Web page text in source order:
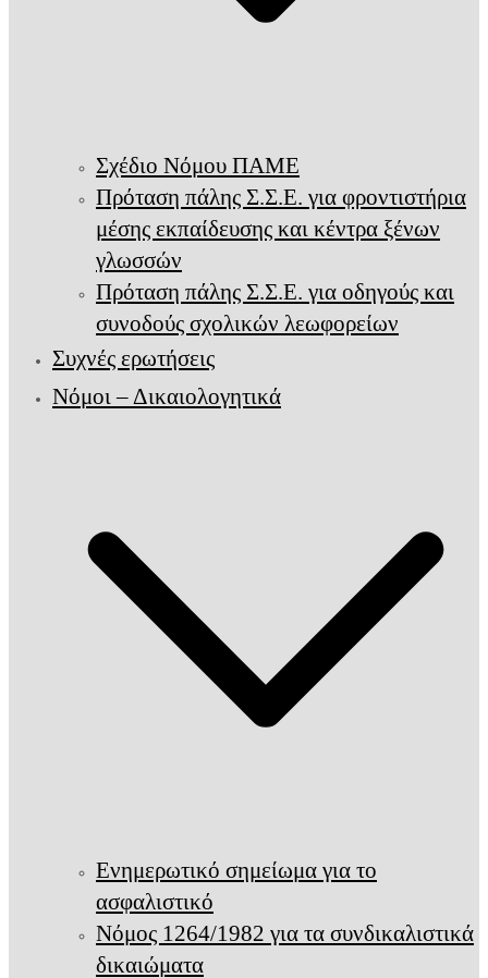
Σχέδιο Νόμου ΠΑΜΕ
Πρόταση πάλης Σ.Σ.Ε. για φροντιστήρια
μέσης εκπαίδευσης και κέντρα ξένων
γλωσσών
Πρόταση πάλης Σ.Σ.Ε. για οδηγούς και
συνοδούς σχολικών λεωφορείων
Συχνές ερωτήσεις
Νόμοι – Δικαιολογητικά
Ενημερωτικό σημείωμα για το
ασφαλιστικό
Νόμος 1264/1982 για τα συνδικαλιστικά
δικαιώματα